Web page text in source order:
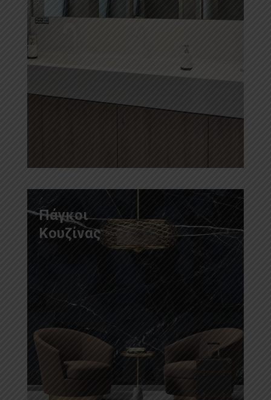
Πάγκοι
Κουζίνας